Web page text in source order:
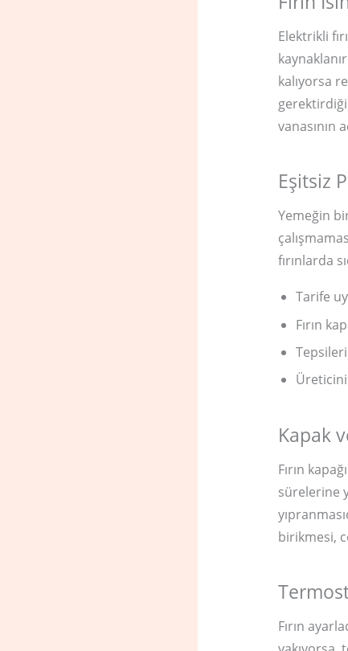
Elektrikli
kalıyorsa
vanasının
Eşitsiz
Yemeğin
fırınlarda
Tarife
Fırın
Kapak
Fırın
sürelerine
birikmesi,
Fırın